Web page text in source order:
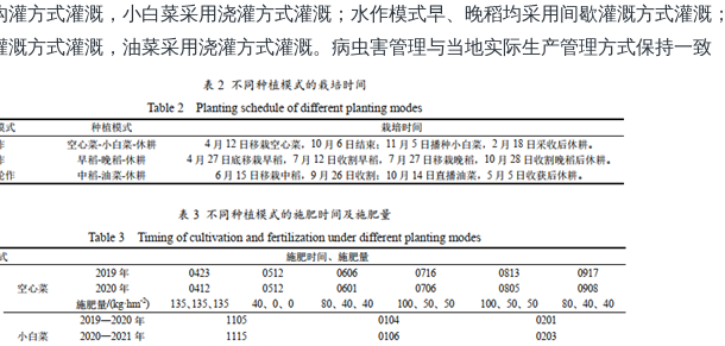
方式灌溉，小白菜采用浇灌方式灌溉；水作模式早、晚稻均采用间歇灌溉方式灌溉
方式灌溉，油菜采用浇灌方式灌溉。病虫害管理与当地实际生产管理方式保持一致